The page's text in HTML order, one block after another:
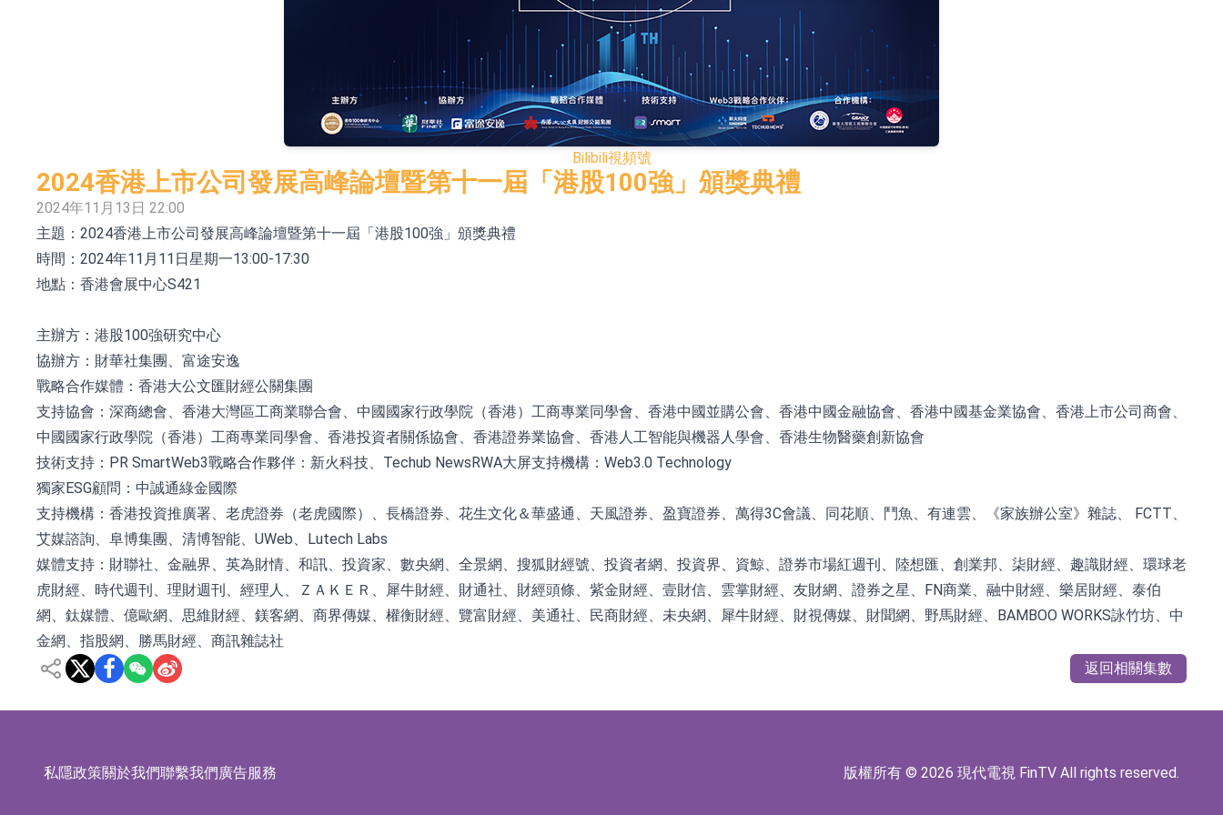
【異動股】港股漲幅榜前十，拿森科技(02261.HK)漲+75.05%，辰興發展(02286.HK)漲+64.91%
【異動股】焦炭Ⅲ板塊下挫，陝西黑貓(601015.CN)跌8.38%
浙江證監局對財通證券股份有限公司採取出具警示函措施
【異動股】港股跌幅榜前十，九福來(08611.HK)跌21.43%，天瑞汽車内飾(06162.HK)跌18.44%
【異動股】港股漲幅榜前十，佳明集團控股(01271.HK)漲+78.22%，拿森科技(02261.HK)漲+64.11%
斯迪克：公司為國內摺疊屏核心功能材料供應商
Bilibili視頻號
2024香港上市公司發展高峰論壇暨第十一屆「港股100強」頒獎典禮
2024年11月13日 22:00
主題：2024香港上市公司發展高峰論壇暨第十一屆「港股100強」頒獎典禮
時間：2024年11月11日星期一13:00-17:30
地點：香港會展中心S421
主辦方：港股100強研究中心
協辦方：財華社集團、富途安逸
戰略合作媒體：香港大公文匯財經公關集團
支持協會：深商總會、香港大灣區工商業聯合會、中國國家行政學院（香港）工商專業同學會、香港中國並購公會、香港中國金融協會、香港中國基金業協會、香港上市公司商會、
中國國家行政學院（香港）工商專業同學會、香港投資者關係協會、香港證券業協會、香港人工智能與機器人學會、香港生物醫藥創新協會
技術支持：PR SmartWeb3戰略合作夥伴：新火科技、Techub NewsRWA大屏支持機構：Web3.0 Technology
獨家ESG顧問：中誠通綠金國際
支持機構：香港投資推廣署、老虎證券（老虎國際）、長橋證券、花生文化＆華盛通、天風證券、盈寶證券、萬得3C會議、同花順、鬥魚、有連雲、《家族辦公室》雜誌、 FCTT、
艾媒諮詢、阜博集團、清博智能、UWeb、Lutech Labs
媒體支持：財聯社、金融界、英為財情、和訊、投資家、數央網、全景網、搜狐財經號、投資者網、投資界、資鯨、證券市場紅週刊、陸想匯、創業邦、柒財經、趣識財經、環球老
虎財經、時代週刊、理財週刊、經理人、ＺＡＫＥＲ、犀牛財經、財通社、財經頭條、紫金財經、壹財信、雲掌財經、友財網、證券之星、FN商業、融中財經、樂居財經、泰伯
網、鈦媒體、億歐網、思維財經、鎂客網、商界傳媒、權衡財經、覽富財經、美通社、民商財經、未央網、犀牛財經、財視傳媒、財聞網、野馬財經、BAMBOO WORKS詠竹坊、中
金網、指股網、勝馬財經、商訊雜誌社
返回相關集數
私隱政策關於我們聯繫我們廣告服務 版權所有 © 2026 現代電視 FinTV All rights reserved.